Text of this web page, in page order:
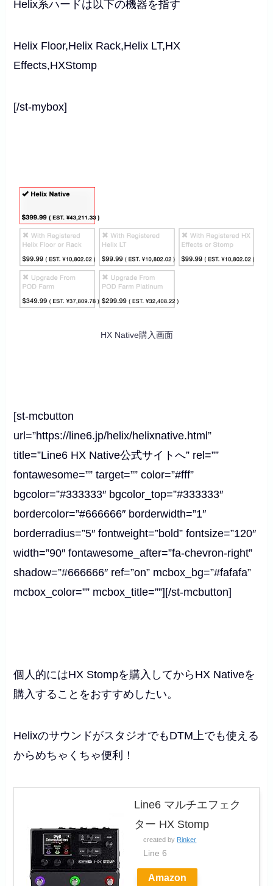
Helix系ハードは以下の機器を指す
Helix Floor,Helix Rack,Helix LT,HX
Effects,HXStomp
[/st-mybox]
HX Native購入画面
[st-mcbutton
url=”https://line6.jp/helix/helixnative.html”
title=”Line6 HX Native公式サイトへ” rel=””
fontawesome=”” target=”” color=”#fff”
bgcolor=”#333333″ bgcolor_top=”#333333″
bordercolor=”#666666″ borderwidth=”1″
borderradius=”5″ fontweight=”bold” fontsize=”120″
width=”90″ fontawesome_after=”fa-chevron-right”
shadow=”#666666″ ref=”on” mcbox_bg=”#fafafa”
mcbox_color=”” mcbox_title=””][/st-mcbutton]
個人的にはHX Stompを購入してからHX Nativeを
購入することをおすすめしたい。
HelixのサウンドがスタジオでもDTM上でも使える
からめちゃくちゃ便利！
Line6 マルチエフェク
ター HX Stomp
created by Rinker
Line 6
Amazon